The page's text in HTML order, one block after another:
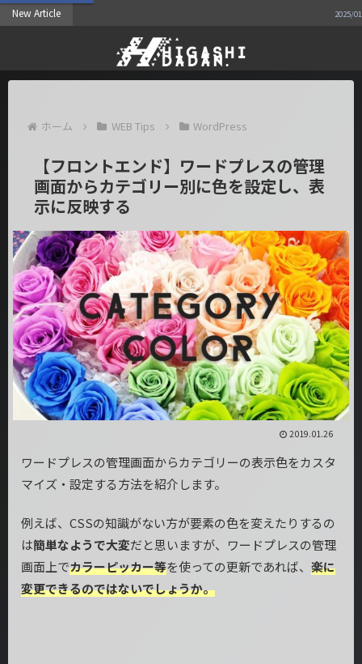
New Article 遅れ
ホーム WEB Tips WordPress
【フロントエンド】ワードプレスの管理
画面からカテゴリー別に色を設定し、表
示に反映する
2019.01.26
ワードプレスの管理画面からカテゴリーの表示色をカスタ
マイズ・設定する方法を紹介します。
例えば、CSSの知識がない方が要素の色を変えたりするの
は簡単なようで大変だと思いますが、ワードプレスの管理
画面上でカラーピッカー等を使っての更新であれば、 楽に
変更できるのではないでしょうか。